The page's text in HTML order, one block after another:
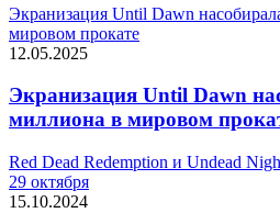
Экранизация Until Dawn
мировом прокате
12.05.2025
Экранизация Until Dawn
миллиона в мировом
Red Dead Redemption и Undead
29 октября
15.10.2024